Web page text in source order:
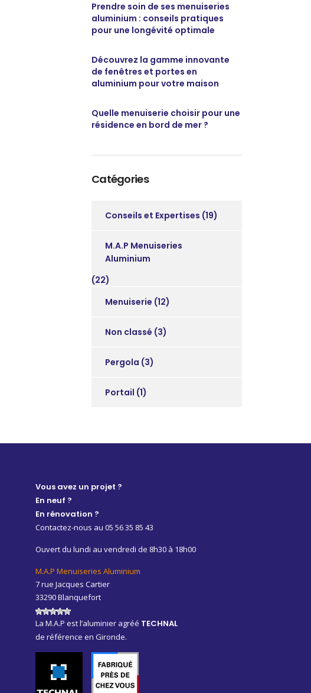
Prendre soin de ses menuiseries
aluminium : conseils pratiques
pour une longévité optimale
Découvrez la gamme innovante
de fenêtres et portes en
aluminium pour votre maison
Quelle menuiserie choisir pour une
résidence en bord de mer ?
Catégories
Conseils et Expertises (19)
M.A.P Menuiseries
Aluminium
(22)
Menuiserie (12)
Non classé (3)
Pergola (3)
Portail (1)
Vous avez un projet ?
En neuf ?
En rénovation ?
Contactez-nous au 05 56 35 85 43
Ouvert du lundi au vendredi de 8h30 à 18h00
M.A.P Menuiseries Aluminium
7 rue Jacques Cartier
33290 Blanquefort
La M.A.P est l’aluminier agréé TECHNAL
de référence en Gironde.